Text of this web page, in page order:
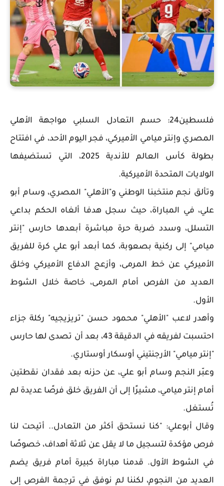
فلسطين24: حسم التعادل السلبي مواجهة الأهلي
المصري وإنتر ميامي الأميركي، فجر اليوم الأحد، في افتتاح
بطولة كأس العالم للأندية 2025، التي تستضيفها
الولايات المتحدة الأميركية.
وتألق نجم منتخبنا الوطني و"الأهلي" المصري، وسام أبو
علي، في المباراة، حيث سجل هدفا ألغاه الحكم بداعي
التسلل، وسدد ضربة حرة مباشرة أبعدها حارس "إنتر
ميامي" إلى ركنية بصعوبة، كما أبعد أبو علي كرة للفريق
الأميركي عن خط المرمى، وأزعج الدفاع الأميركي وخلق
العديد من الفرص أمام المرمى، خاصة خلال الشوط
الأول.
وأهدر لاعب "الأهلي" محمود حسن "تريزيجيه" ركلة جزاء
احتسبت لفريقه في الدقيقة 43، بعد أن تصدى لها حارس
"إنتر ميامي" الأرجنتيني أوسكار أوستاري.
وعبّر النجم وسام أبو علي، عن حزنه بعد فقدان نقطتين
أمام إنتر ميامي، مشيرًا إلى أن الفريق خلق فرصًا عديدة لم
تُستغل.
وقال أبوعلي: "كنا نستحق أكثر من التعادل.. أتيحت لنا
فرص مؤكدة لتسجيل ما لا يقل عن ثلاثة أهداف، خصوصًا
في الشوط الأول. قدمنا مباراة كبيرة أمام فريق يضم
العديد من النجوم، لكننا لم نوفق في ترجمة الفرص إلى